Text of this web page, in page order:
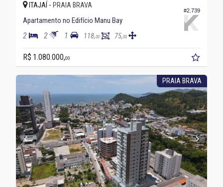
#2.739
ITAJAÍ - PRAIA BRAVA
Apartamento no Edifício Manu Bay
2 2 1 118,00 75,00
R$ 1.080.000,00
PRAIA BRAVA